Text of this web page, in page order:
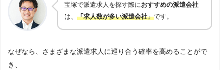
宝塚で派遣求人を探す際に おすすめの派遣会社
は、 「求人数が多い派遣会社」です。
なぜなら、さまざまな派遣求人に巡り合う確率を高めることがで
き、